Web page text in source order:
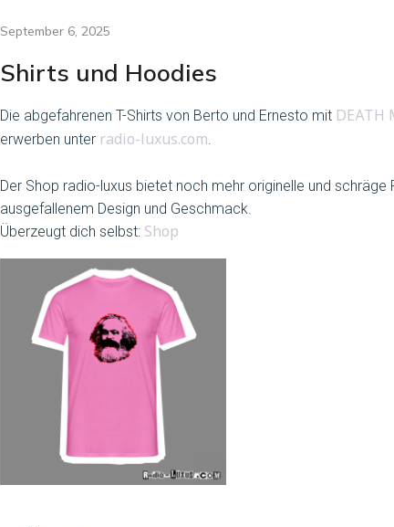
September 6, 2025
Shirts und Hoodies
Die abgefahrenen T-Shirts von Berto und Ernesto mit DEATH
erwerben unter radio-luxus.com.
Der Shop radio-luxus bietet noch mehr originelle und
ausgefallenem Design und Geschmack.
Überzeugt dich selbst: Shop